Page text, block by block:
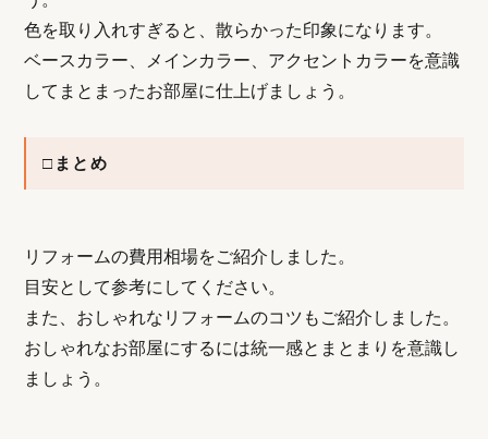
色を取り入れすぎると、散らかった印象になります。
ベースカラー、メインカラー、アクセントカラーを意識
してまとまったお部屋に仕上げましょう。
□まとめ
リフォームの費用相場をご紹介しました。
目安として参考にしてください。
また、おしゃれなリフォームのコツもご紹介しました。
おしゃれなお部屋にするには統一感とまとまりを意識し
ましょう。